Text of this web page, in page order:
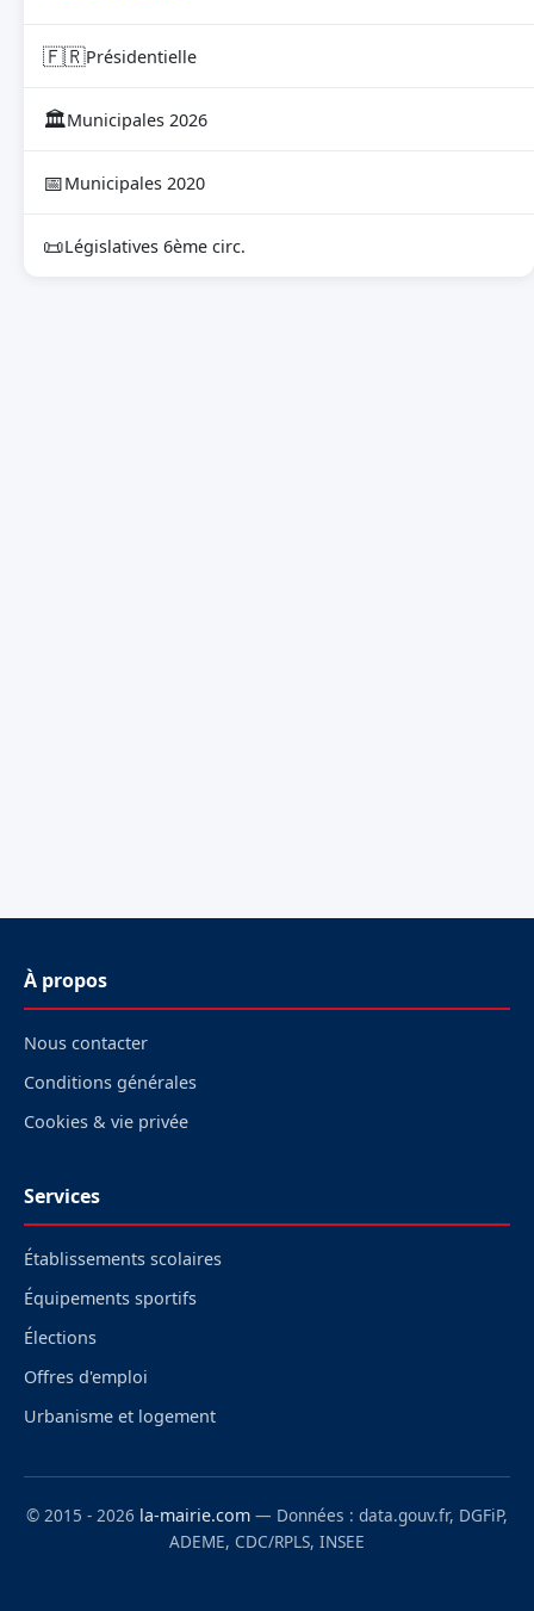
🇫🇷Présidentielle
🏛Municipales 2026
📅Municipales 2020
📜Législatives 6ème circ.
À propos
Nous contacter
Conditions générales
Cookies & vie privée
Services
Établissements scolaires
Équipements sportifs
Élections
Offres d'emploi
Urbanisme et logement
© 2015 - 2026 la-mairie.com — Données : data.gouv.fr, DGFiP,
ADEME, CDC/RPLS, INSEE